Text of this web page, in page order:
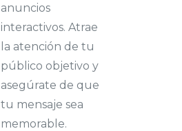
anuncios
interactivos. Atrae
la atención de tu
público objetivo y
asegúrate de que
tu mensaje sea
memorable.